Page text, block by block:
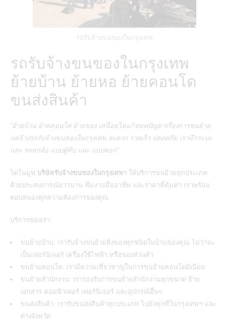
รถรับจ้างขนของในกรุงเทพ
รถรับจ้างขนของในกรุงเทพ
ย้ายบ้าน ย้ายหอ ย้ายคอนโด
ขนส่งสินค้า
“ย้ายบ้าน ย้ายคอนโด ย้ายของ เหนื่อยไหม?หมดปัญหาเรื่องการขนย้าย
แค่จ้างรถรับจ้างขนของในกรุงเทพ สะดวก รวดเร็ว ปลอดภัย เรามีกระบะ
และ รถหกล้อ แบบตู้ทึบ และ แบบคอก”
ไดโนมูฟ บริษัทรับจ้างขนของในกรุงเทพฯ ให้บริการขนย้ายทุกประเภท
ด้วยประสบการณ์ยาวนาน ทีมงานมืออาชีพ และราคาที่คุ้มค่า เราพร้อม
ตอบสนองทุกความต้องการของคุณ
บริการของเรา:
ขนย้ายบ้าน: เรารับจ้างขนย้ายสิ่งของทุกชนิดในบ้านของคุณ ไม่ว่าจะ
เป็นเฟอร์นิเจอร์ เครื่องใช้ไฟฟ้า หรือของส่วนตัว
ขนย้ายคอนโด: เรามีความเชี่ยวชาญในการขนย้ายคอนโดมิเนียม
ขนย้ายสำนักงาน: เรารองรับการขนย้ายสำนักงานทุกขนาด ย้าย
เอกสาร คอมพิวเตอร์ เฟอร์นิเจอร์ และอุปกรณ์อื่นๆ
ขนส่งสินค้า: เรารับขนส่งสินค้าทุกประเภท ไปยังทุกที่ในกรุงเทพฯ และ
ต่างจังหวัด